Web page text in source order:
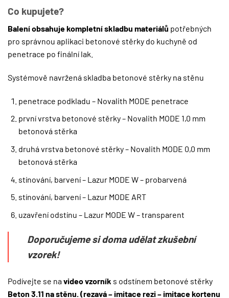
Co kupujete?
Balení obsahuje kompletní skladbu materiálů potřebných
pro správnou aplikaci betonové stěrky do kuchyně od
penetrace po finální lak.
Systémově navržená skladba betonové stěrky na stěnu
penetrace podkladu – Novalith MODE penetrace
první vrstva betonové stěrky – Novalith MODE 1,0 mm
betonová stěrka
druhá vrstva betonové stěrky – Novalith MODE 0,0 mm
betonová stěrka
stínování, barvení – Lazur MODE W – probarvená
stínování, barvení – Lazur MODE ART
uzavření odstínu – Lazur MODE W – transparent
Doporučujeme si doma udělat zkušební
vzorek!
Podívejte se navideo vzorník s odstínem betonové stěrky
Beton 3.11 na stěnu. (rezavá – imitace rezi – imitace kortenu